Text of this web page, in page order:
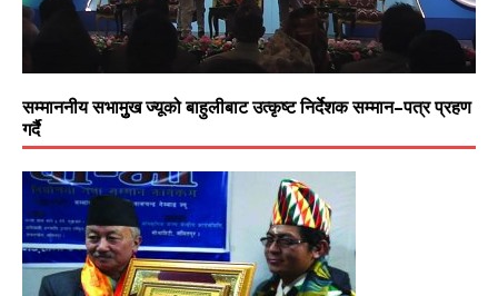
सम्माननीय सभामुुख ज्यूको बाहुलीबाट उत्कृष्ट निर्देशक सम्मान–पत्र प्रहण
गर्दै